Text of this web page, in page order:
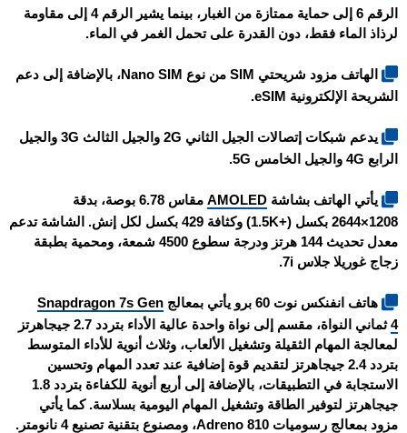
الرقم 6 إلى حماية ممتازة من الغبار، بينما يشير الرقم 4 إلى مقاومة
لرذاذ الماء فقط، دون القدرة على تحمل الغمر في الماء.
الهاتف مزود شريحتي SIM من نوع Nano SIM، بالإضافة إلى دعم
الشريحة الإلكترونية eSIM.
يدعم شبكات إتصالات الجيل الثاني 2G والجيل الثالث 3G والجيل
الرابع 4G والجيل الخامس 5G.
يأتي الهاتف بشاشة AMOLED
مقاس 6.78 بوصة، بدقة
1208×2644 بكسل (+1.5K) وكثافة 429 بكسل لكل إنش. الشاشة تدعم
معدل تحديث 144 هرتز ودرجة سطوع 4500 شمعة، ومحمية بطبقة
زجاج غوريلا جلاس 7i.
هاتف انفنكس نوت 60 برو يأتي بمعالج Snapdragon 7s Gen
4
ثماني النواة، مقسم إلى نواة واحدة عالية الأداء بتردد 2.7 جيجاهرتز
لمعالجة المهام الثقيلة وتشغيل الألعاب، وثلاث أنوية للأداء المتوسط
بتردد 2.4 جيجاهرتز لتقديم قوة إضافية عند تعدد المهام وتحسين
الاستجابة في التطبيقات، بالإضافة إلى أربع أنوية للكفاءة بتردد 1.8
جيجاهرتز لتوفير الطاقة وتشغيل المهام اليومية بسلاسة. كما يأتي
مزود بمعالج رسوميات Adreno 810، ومصنوع بتقنية تصنيع 4 نانومتر.